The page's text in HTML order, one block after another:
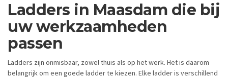
Ladders in Maasdam die bij
uw werkzaamheden
passen
Ladders zijn onmisbaar, zowel thuis als op het werk. Het is daarom
belangrijk om een goede ladder te kiezen. Elke ladder is verschillend